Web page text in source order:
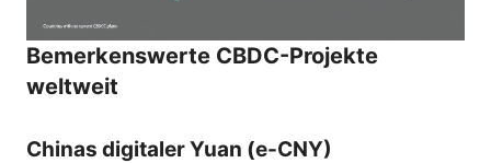
Bemerkenswerte CBDC-Projekte
weltweit
Chinas digitaler Yuan (e-CNY)